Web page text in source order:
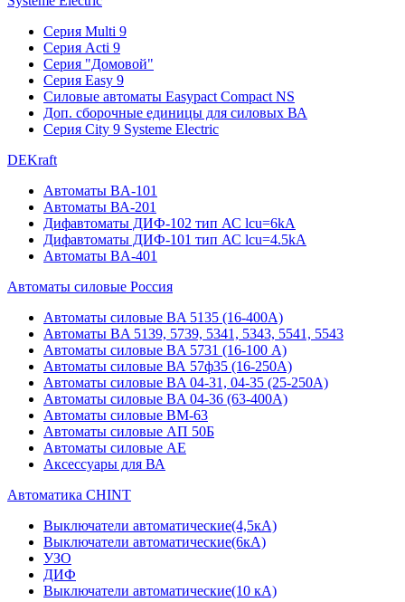
Серия Multi 9
Серия Acti 9
Серия "Домовой"
Серия Easy 9
Силовые автоматы Easypact Compact NS
Доп. сборочные единицы для силовых ВА
Серия City 9 Systeme Electric
DEKraft
Автоматы BA-101
Автоматы ВА-201
Дифавтоматы ДИФ-102 тип АС lcu=6kA
Дифавтоматы ДИФ-101 тип АС lcu=4.5kA
Автоматы BA-401
Автоматы силовые Россия
Автоматы силовые BA 5135 (16-400А)
Автоматы BA 5139, 5739, 5341, 5343, 5541, 5543
Автоматы силовые BA 5731 (16-100 А)
Автоматы силовые ВА 57ф35 (16-250А)
Автоматы силовые BA 04-31, 04-35 (25-250А)
Автоматы силовые BA 04-36 (63-400А)
Автоматы силовые ВМ-63
Автоматы силовые АП 50Б
Автоматы силовые АЕ
Аксессуары для ВА
Автоматика CHINT
Выключатели автоматические(4,5кА)
Выключатели автоматические(6кА)
УЗО
ДИФ
Выключатели автоматические(10 кА)